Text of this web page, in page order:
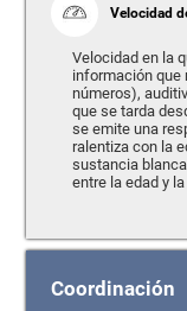
Velocidad
Velocidad en la
información que
números),
que se tarda
se emite una
ralentiza con la
sustancia
entre la edad y
Coordinación